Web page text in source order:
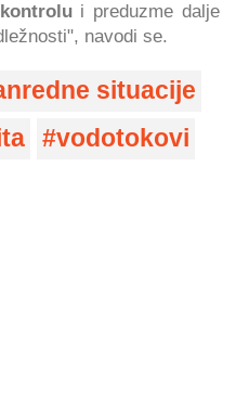
i preduzme dalje
navodi se.
situacije
vodotokovi